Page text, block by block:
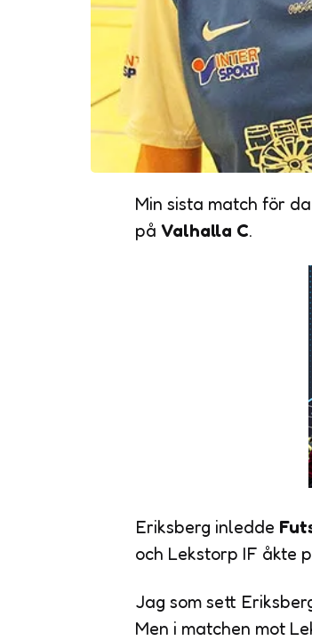
Min sista match för
på Valhalla C.
Eriksberg inledde
och Lekstorp IF åkte
Jag som sett
Men i matchen mot